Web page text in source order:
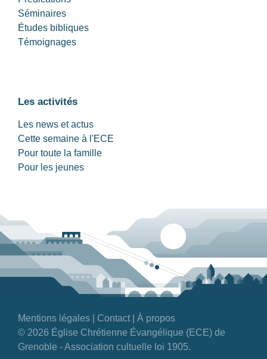
Séminaires
Études bibliques
Témoignages
Les activités
Les news et actus
Cette semaine à l'ECE
Pour toute la famille
Pour les jeunes
Mentions légales Contact
À propos
© 2026 Église Chrétienne Évangélique (ECE) de
Grenoble - Association cultuelle loi 1905.